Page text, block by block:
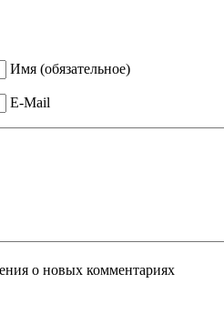
Имя (обязательное)
E-Mail
о новых комментариях